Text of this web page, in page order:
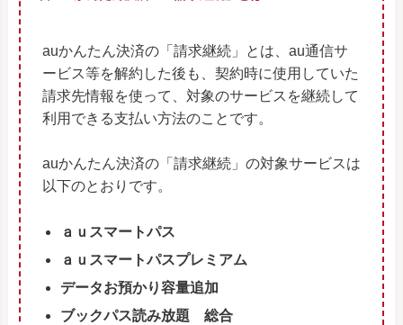
auかんたん決済の「請求継続」とは、au通信サ
ービス等を解約した後も、契約時に使用していた
請求先情報を使って、対象のサービスを継続して
利用できる支払い方法のことです。
auかんたん決済の「請求継続」の対象サービスは
以下のとおりです。
ａｕスマートパス
ａｕスマートパスプレミアム
データお預かり容量追加
ブックパス読み放題 総合